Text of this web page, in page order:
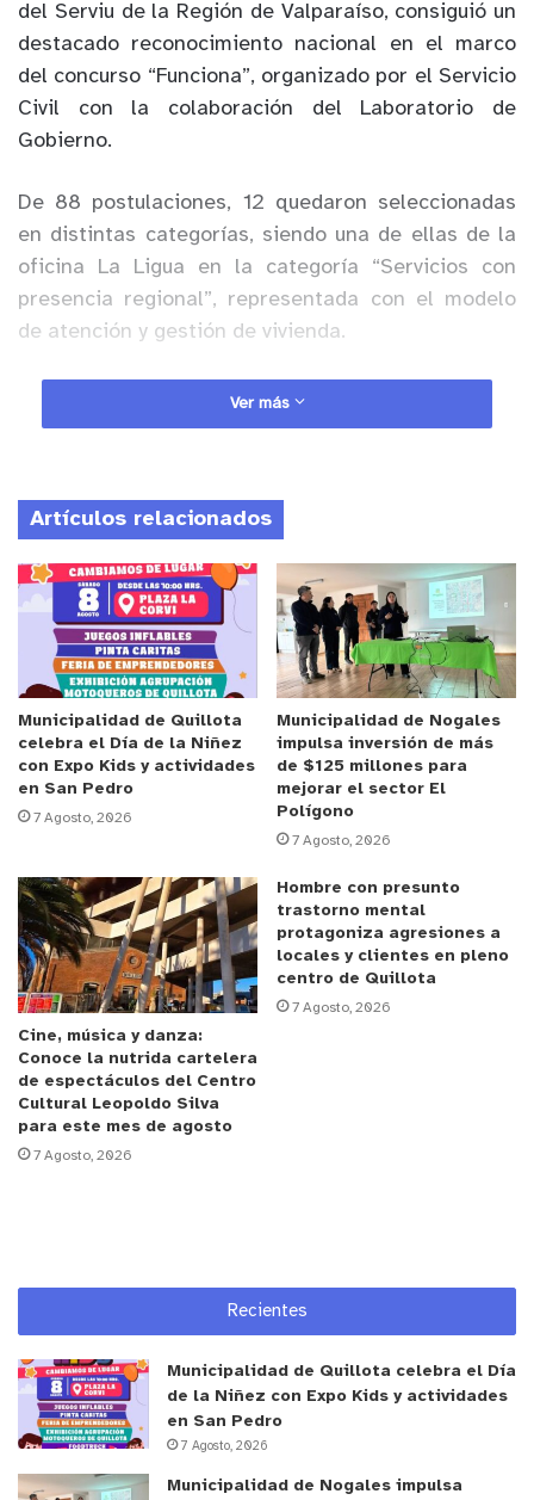
del Serviu de la Región de Valparaíso, consiguió un
destacado reconocimiento nacional en el marco
del concurso “Funciona”, organizado por el Servicio
Civil con la colaboración del Laboratorio de
Gobierno.
De 88 postulaciones, 12 quedaron seleccionadas
en distintas categorías, siendo una de ellas de la
oficina La Ligua en la categoría “Servicios con
presencia regional”, representada con el modelo
de atención y gestión de vivienda.
Anuncio Patrocinado
Lo anterior obedece a un trabajo de creación
dirigentes de los comités de vivienda de la
provincia de Petorca junto a la unidad social de la
oficina local de Serviu, a partir de que en dicha
provincia hace más de 15 años que no existían
iniciativas de construcción de viviendas sociales y
colectivas.
Cabe señalar que había una carencia de
información de los requisitos y del proceso
habitacional por parte de los comités de vivienda,
lo cual llevó a crear un sistema de atención para
generar el vínculo con los comités de vivienda y
brindar la orientación necesaria, dependiendo de
la oferta programática del Ministerio de Vivienda y
Urbanismo (MINVU).
Para el director Regional de Serviu, Rodrigo Uribe
Barahona, este reconocimiento es fruto del trabajo
que realizan todos los funcionarios desde sus
áreas sociales y técnicas. “
motivo de orgullo para la institución ya que da
cuenta del gran trabajo y compromiso del equipo
desarrollo de proyectos habitacionales y urbanos
que buscan mejorar los barrios y la calidad de vida
de las familias de la región”, señaló.
CREACIÓN DE GUÍAS
También lo anterior permitió la creación de dos
Ver más
Artículos relacionados
Municipalidad de Quillota
celebra el Día de la Niñez
con Expo Kids y actividades
en San Pedro
7 Agosto, 2026
Municipalidad de Nogales
impulsa inversión de más
de $125 millones para
mejorar el sector El
Polígono
7 Agosto, 2026
Cine, música y danza:
Conoce la nutrida cartelera
de espectáculos del Centro
Cultural Leopoldo Silva
para este mes de agosto
7 Agosto, 2026
Hombre con presunto
trastorno mental
protagoniza agresiones a
locales y clientes en pleno
centro de Quillota
7 Agosto, 2026
Recientes
Municipalidad de Quillota celebra el Día
de la Niñez con Expo Kids y actividades
en San Pedro
7 Agosto, 2026
Municipalidad de Nogales impulsa